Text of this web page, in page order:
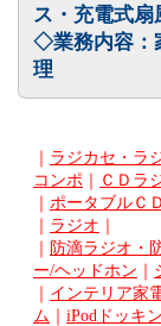
ス・充電式
◇業務内容
理
｜ ラジカセ・ラ
コンポ ｜ ＣＤラ
｜ ポータブルＣ
｜ ラジオ ｜
｜ 防滴ラジオ・
ー/ヘッドホン ｜
｜ インテリア家
ム ｜ iPodドッキ